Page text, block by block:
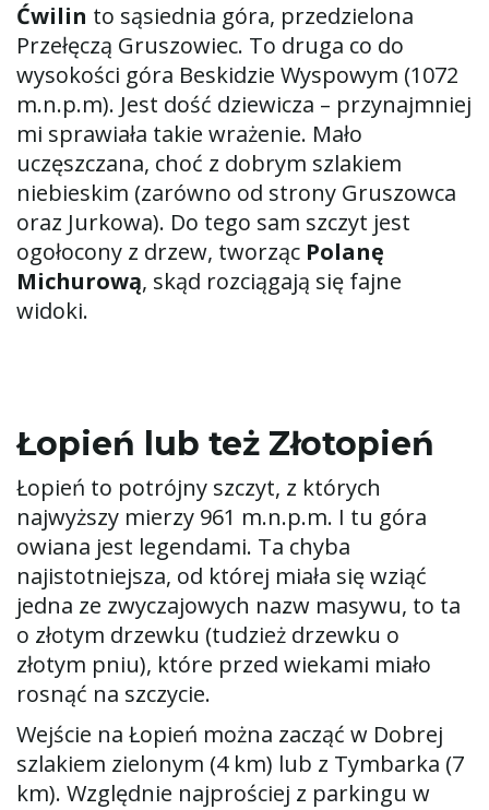
Ćwilin to sąsiednia góra, przedzielona
Przełęczą Gruszowiec. To druga co do
wysokości góra Beskidzie Wyspowym (1072
m.n.p.m). Jest dość dziewicza – przynajmniej
mi sprawiała takie wrażenie. Mało
uczęszczana, choć z dobrym szlakiem
niebieskim (zarówno od strony Gruszowca
oraz Jurkowa). Do tego sam szczyt jest
ogołocony z drzew, tworząc Polanę
Michurową, skąd rozciągają się fajne
widoki.
Łopień lub też Złotopień
Łopień to potrójny szczyt, z których
najwyższy mierzy 961 m.n.p.m. I tu góra
owiana jest legendami. Ta chyba
najistotniejsza, od której miała się wziąć
jedna ze zwyczajowych nazw masywu, to ta
o złotym drzewku (tudzież drzewku o
złotym pniu), które przed wiekami miało
rosnąć na szczycie.
Wejście na Łopień można zacząć w Dobrej
szlakiem zielonym (4 km) lub z Tymbarka (7
km). Względnie najprościej z parkingu w